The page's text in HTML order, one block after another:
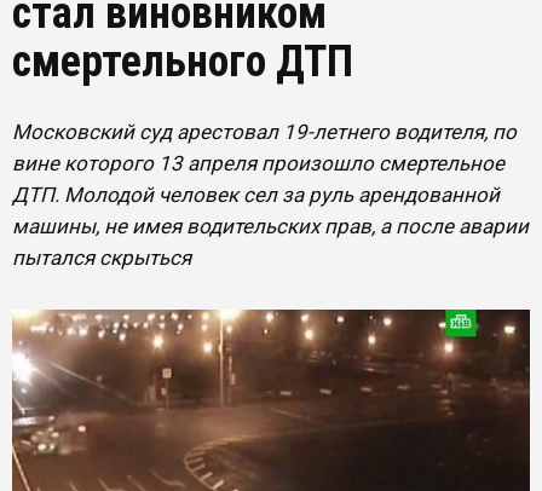
стал виновником
смертельного ДТП
Московский суд арестовал 19-летнего водителя, по
вине которого 13 апреля произошло смертельное
ДТП. Молодой человек сел за руль арендованной
машины, не имея водительских прав, а после аварии
пытался скрыться